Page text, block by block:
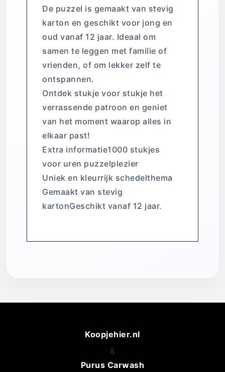
De puzzel is gemaakt van stevig
karton en geschikt voor jong en
oud vanaf 12 jaar. Ideaal om
samen te leggen met familie of
vrienden, of om lekker zelf te
ontspannen.
Ontdek stukje voor stukje het
verrassende patroon en geniet
van het moment waarop alles in
elkaar past!
Extra informatie1000 stukjes
voor uren puzzelplezier
Uniek en kleurrijk schedelthema
Gemaakt van stevig
kartonGeschikt vanaf 12 jaar.
Koopjehier.nl
&
Purus Carwash